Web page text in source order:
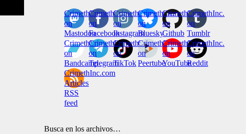
CrimethInc.
on
Mastodon
Crimethinc.
on
Facebook
Crimethinc.
on
Instagram
Crimethinc.
on
Bluesky
CrimethInc.
on
Github
CrimethInc.
on
Tumblr
CrimethInc.
on
Bandcamp
CrimethInc.
on
Telegram
Crimethinc.
on
TikTok
CrimethInc.
on
Peertube
CrimethInc.
on
YouTube
CrimethInc.
on
Reddit
CrimethInc.com
Articles
RSS
feed
Busca en los archivos…